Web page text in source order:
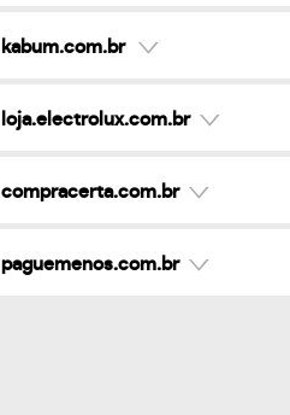
kabum.com.br
loja.electrolux.com.br
compracerta.com.br
paguemenos.com.br